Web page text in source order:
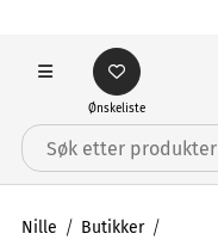
Ønskeliste
Nille Butikker